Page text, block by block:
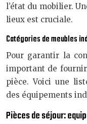
l’état du mobilier.
lieux est cruciale.
Catégories de meubles
Pour garantir la
important de
pièce. Voici une
des équipements
Pièces de séjour: